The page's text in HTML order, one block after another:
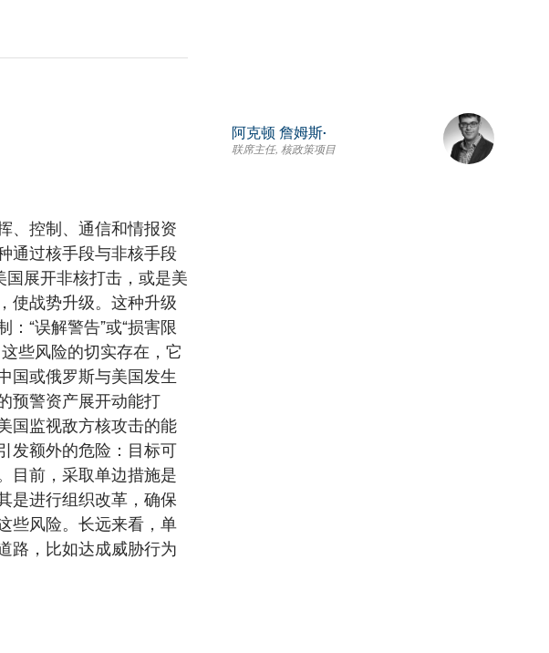
、控制、通信和情报资
通过核手段与非核手段
国展开非核打击，或是美
使战势升级。这种升级
“误解警告”或“损害限
些风险的切实存在，它
国或俄罗斯与美国发生
预警资产展开动能打
国监视敌方核攻击的能
发额外的危险：目标可
目前，采取单边措施是
是进行组织改革，确保
些风险。长远来看，单
路，比如达成威胁行为
阿克顿 詹姆斯•
联席主任, 核政策项目